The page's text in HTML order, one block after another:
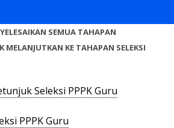
SEMUA TAHAPAN
MELANJUTKAN KE TAHAPAN SELEKSI
Seleksi PPPK Guru
PPPK Guru